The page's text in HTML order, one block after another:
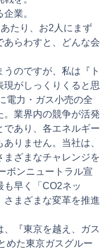
業。
たり、お2人にまず
あらわすと、どんな会
のですが、私は『ト
現がしっくりくると思
電力・ガス小売の全
業界内の競争が活発
であり、各エネルギー
りません。当社は、
まざまなチャレンジを
ボンニュートラル宣
も早く「CO2ネッ
さまざまな変革を推進
『東京を越え、ガス
めた東京ガスグルー